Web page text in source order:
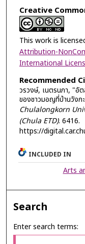
Creative
This work is
Attribution-
International
Recommended
วรวงษ์, เนตรนภา, "
ของชาวมอญที่บ้านวังก
Chulalongkorn
(Chula ETD). 6416.
https://
INCLUDED IN
Arts
Search
Enter search terms: